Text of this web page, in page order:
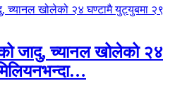
जादु, च्यानल खोलेको २४